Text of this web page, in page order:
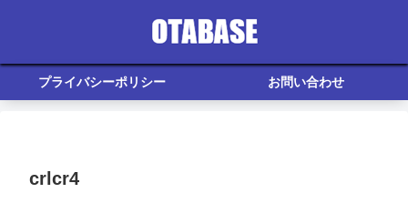
プライバシーポリシー お問い合わせ
crlcr4